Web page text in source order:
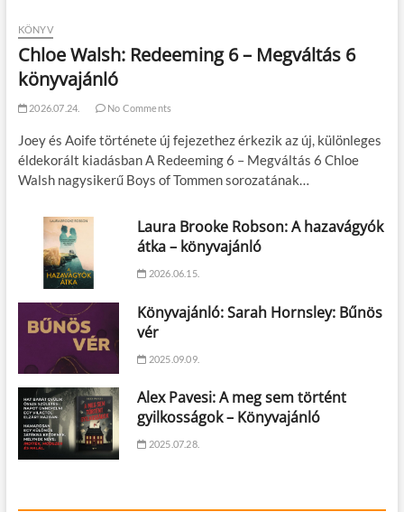
KÖNYV
Chloe Walsh: Redeeming 6 – Megváltás 6
könyvajánló
2026.07.24. No Comments
Joey és Aoife története új fejezethez érkezik az új, különleges
éldekorált kiadásban A Redeeming 6 – Megváltás 6 Chloe
Walsh nagysikerű Boys of Tommen sorozatának…
Laura Brooke Robson: A hazavágyók
átka – könyvajánló
2026.06.15.
Könyvajánló: Sarah Hornsley: Bűnös
vér
2025.09.09.
Alex Pavesi: A meg sem történt
gyilkosságok – Könyvajánló
2025.07.28.